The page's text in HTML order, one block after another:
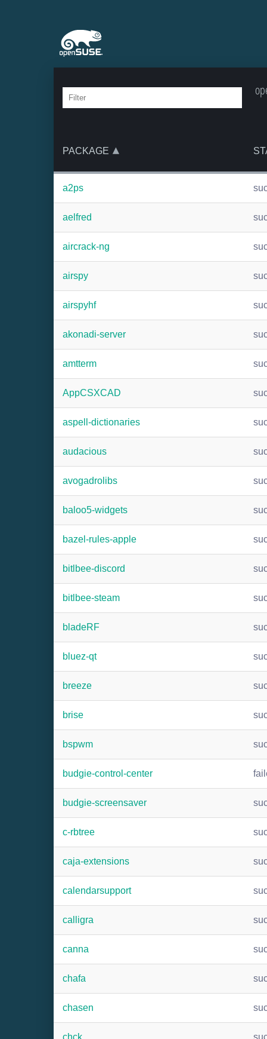
PACKAGE
a2ps
aelfred
aircrack-ng
airspy
airspyhf
akonadi-server
amtterm
AppCSXCAD
aspell-dictionaries
audacious
avogadrolibs
baloo5-widgets
bazel-rules-apple
bitlbee-discord
bitlbee-steam
bladeRF
bluez-qt
breeze
brise
bspwm
budgie-control-center
budgie-screensaver
c-rbtree
caja-extensions
calendarsupport
calligra
canna
chafa
chasen
chck